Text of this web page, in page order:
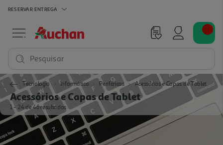
RESERVAR ENTREGA
Pesquisar
Tecnologia Informática Periféricos Acessórios e Capas de Tablet
Acessórios e Capas de Tablet
1 - 24 de 46 resultados